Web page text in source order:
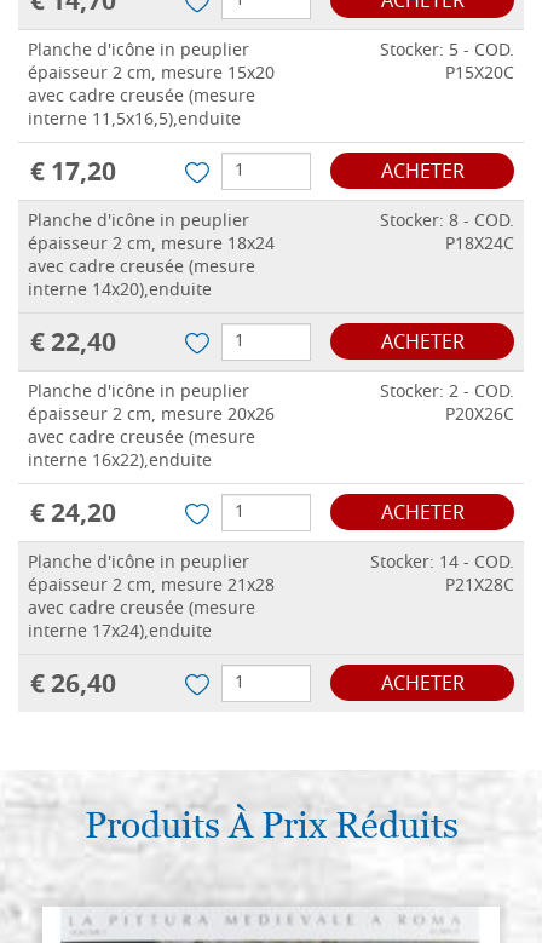
Planche d'icône in peuplier
épaisseur 2 cm, mesure 15x20
avec cadre creusée (mesure
interne 11,5x16,5),enduite
Stocker: 5 - COD.
P15X20C
€ 17,20 ACHETER
Planche d'icône in peuplier
épaisseur 2 cm, mesure 18x24
avec cadre creusée (mesure
interne 14x20),enduite
Stocker: 8 - COD.
P18X24C
€ 22,40 ACHETER
Planche d'icône in peuplier
épaisseur 2 cm, mesure 20x26
avec cadre creusée (mesure
interne 16x22),enduite
Stocker: 2 - COD.
P20X26C
€ 24,20 ACHETER
Planche d'icône in peuplier
épaisseur 2 cm, mesure 21x28
avec cadre creusée (mesure
interne 17x24),enduite
Stocker: 14 - COD.
P21X28C
€ 26,40 ACHETER
Produits À Prix Réduits